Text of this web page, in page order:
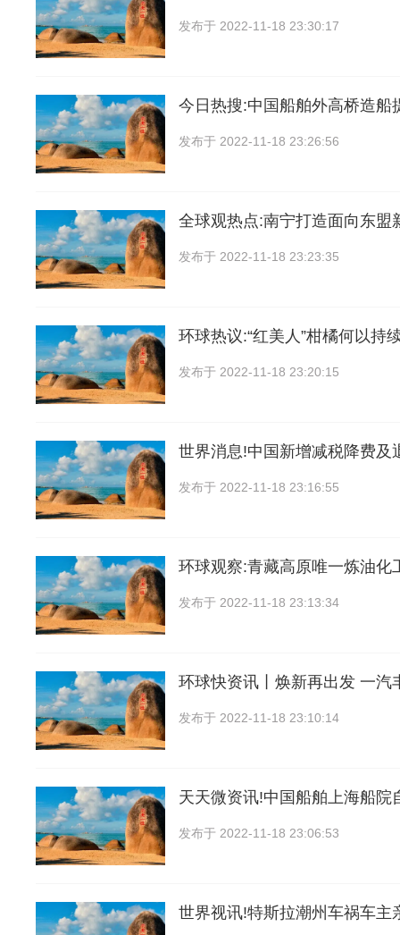
发布于 2022-11-18 23:30:17
今日热搜:中国船舶外高桥造船
发布于 2022-11-18 23:26:56
全球观热点:南宁打造面向东盟
发布于 2022-11-18 23:23:35
环球热议:“红美人”柑橘何以持
发布于 2022-11-18 23:20:15
世界消息!中国新增减税降费及
发布于 2022-11-18 23:16:55
环球观察:青藏高原唯一炼油化
发布于 2022-11-18 23:13:34
环球快资讯丨焕新再出发 一汽
发布于 2022-11-18 23:10:14
天天微资讯!中国船舶上海船院
发布于 2022-11-18 23:06:53
世界视讯!特斯拉潮州车祸车主